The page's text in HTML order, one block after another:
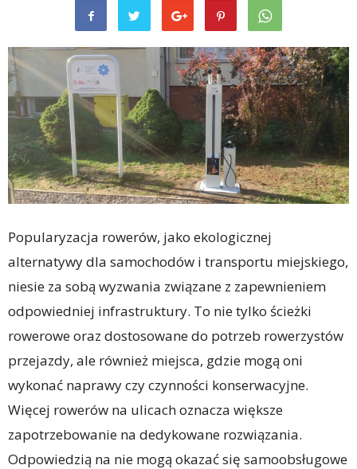
Popularyzacja rowerów, jako ekologicznej
alternatywy dla samochodów i transportu miejskiego,
niesie za sobą wyzwania związane z zapewnieniem
odpowiedniej infrastruktury. To nie tylko ścieżki
rowerowe oraz dostosowane do potrzeb rowerzystów
przejazdy, ale również miejsca, gdzie mogą oni
wykonać naprawy czy czynności konserwacyjne.
Więcej rowerów na ulicach oznacza większe
zapotrzebowanie na dedykowane rozwiązania.
Odpowiedzią na nie mogą okazać się samoobsługowe